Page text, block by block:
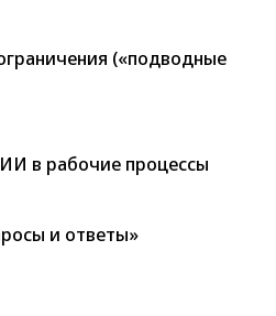
(«подводные
в рабочие процессы
и ответы»